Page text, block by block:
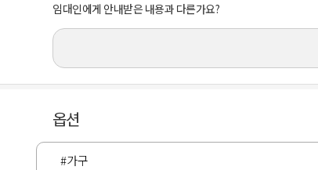
임대인에게 안내받은 내용과 다른가요?
옵션
#가구